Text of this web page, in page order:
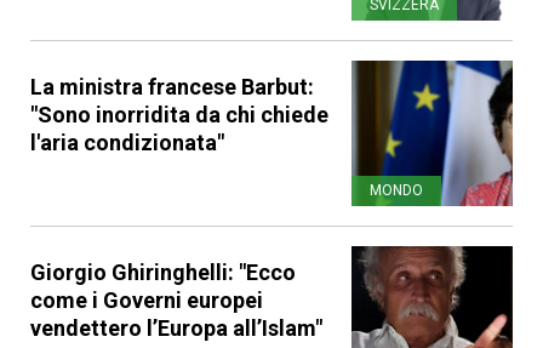
SVIZZERA
La ministra francese Barbut:
"Sono inorridita da chi chiede
l'aria condizionata"
MONDO
Giorgio Ghiringhelli: "Ecco
come i Governi europei
vendettero l’Europa all’Islam"